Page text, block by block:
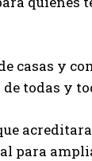
casas y
todas y
para